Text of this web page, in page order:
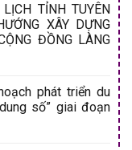
TỈNH TUYÊN
XÂY DỰNG
ĐỒNG LÀNG
phát triển du
số” giai đoạn